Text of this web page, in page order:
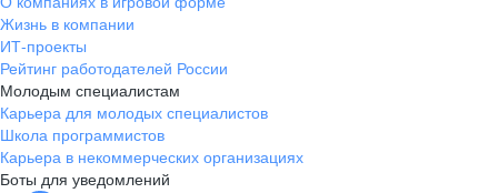
Жизнь в компании
ИТ-проекты
Рейтинг работодателей России
Молодым специалистам
Карьера для молодых специалистов
Школа программистов
Карьера в некоммерческих организациях
Боты для уведомлений